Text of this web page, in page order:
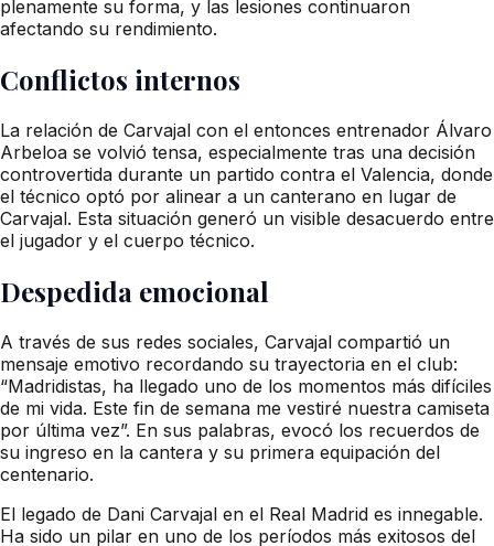
plenamente su forma, y las lesiones continuaron
afectando su rendimiento.
Conflictos internos
La relación de Carvajal con el entonces entrenador Álvaro
Arbeloa se volvió tensa, especialmente tras una decisión
controvertida durante un partido contra el Valencia, donde
el técnico optó por alinear a un canterano en lugar de
Carvajal. Esta situación generó un visible desacuerdo entre
el jugador y el cuerpo técnico.
Despedida emocional
A través de sus redes sociales, Carvajal compartió un
mensaje emotivo recordando su trayectoria en el club:
“Madridistas, ha llegado uno de los momentos más difíciles
de mi vida. Este fin de semana me vestiré nuestra camiseta
por última vez”. En sus palabras, evocó los recuerdos de
su ingreso en la cantera y su primera equipación del
centenario.
El legado de Dani Carvajal en el Real Madrid es innegable.
Ha sido un pilar en uno de los períodos más exitosos del